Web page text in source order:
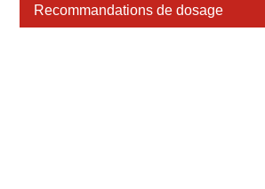
Recommandations de dosage